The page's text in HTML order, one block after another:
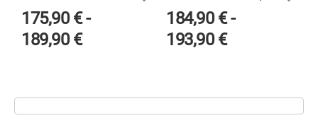
175,90€-
189,90€
184,90€-
193,90€